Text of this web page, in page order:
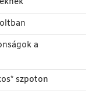
a
szpoton